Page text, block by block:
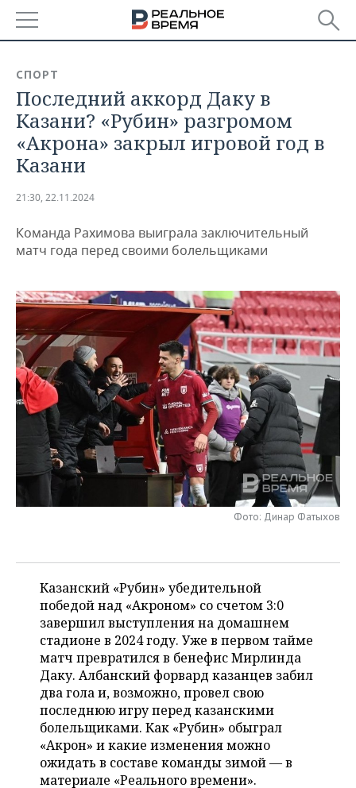
БАШКОРТОСТАН
ТАТАРСТАН
УДМУРТИЯ
НОВОСТИ
АНАЛИТИКА
НОВОСТИ АНАЛИТИКИ
ДЕКЛАРАЦИИ О ДОХОДАХ
КОРОЛИ ГОСЗАКАЗА ПФО
КОМУ ПРИНАДЛЕЖАТ
ТОРГОВЫЕ ЦЕНТРЫ
ТАТАРСТАНА
ЭКОНОМИКА
НОВОСТИ ЭКОНОМИКИ
ФИНАНСЫ
БЮДЖЕТ
ИНВЕСТИЦИИ
ПРОМЫШЛЕННОСТЬ
НОВОСТИ
ПРОМЫШЛЕННОСТИ
АГРОПРОМ
МАШИНОСТРОЕНИЕ
НЕФТЕХИМИЯ
НЕФТЬ
ОПК
ЭНЕРГЕТИКА
НЕДВИЖИМОСТЬ
НОВОСТИ АВТО
БИЗНЕС
НОВОСТИ БИЗНЕСА
РОЗНИЧНАЯ ТОРГОВЛЯ
ТРАНСПОРТ
УСЛУГИ
ТЕХНОЛОГИИ
НОВОСТИ ТЕХНОЛОГИЙ
МЕДИА
ТЕЛЕКОММУНИКАЦИИ
МЕРОПРИЯТИЯ
НОВОСТИ МЕРОПРИЯТИЙ
ВЫЕЗДНАЯ РЕДАКЦИЯ
БИЗНЕС-БРАНЧИ
ОТКРЫТАЯ ЛЕКЦИЯ
СПОРТ
НОВОСТИ СПОРТА
ФУТБОЛ
БАСКЕТБОЛ
ВОЛЕЙБОЛ
КИБЕРСПОРТ
ФИГУРНОЕ КАТАНИЕ
ВОДНЫЕ ВИДЫ СПОРТА
ХОККЕЙ С МЯЧОМ
ОБЩЕСТВО
НОВОСТИ ОБЩЕСТВА
ИНФРАСТРУКТУРА
ИСТОРИЯ
КУЛЬТУРА
МЕДИЦИНА
ОБРАЗОВАНИЕ
ПРОИСШЕСТВИЯ
ФОТОГАЛЕРЕЯ
СПИСОК ПЕРСОН
СПИСОК КОМПАНИЙ
ПОЛНАЯ ВЕРСИЯ
СПОРТ
Последний аккорд Даку в
Казани? «Рубин» разгромом
«Акрона» закрыл игровой год в
Казани
21:30, 22.11.2024
Команда Рахимова выиграла заключительный
матч года перед своими болельщиками
Фото: Динар Фатыхов
Казанский «Рубин» убедительной
победой над «Акроном» со счетом 3:0
завершил выступления на домашнем
стадионе в 2024 году. Уже в первом тайме
матч превратился в бенефис Мирлинда
Даку. Албанский форвард казанцев забил
два гола и, возможно, провел свою
последнюю игру перед казанскими
болельщиками. Как «Рубин» обыграл
«Акрон» и какие изменения можно
ожидать в составе команды зимой — в
материале «Реального времени».